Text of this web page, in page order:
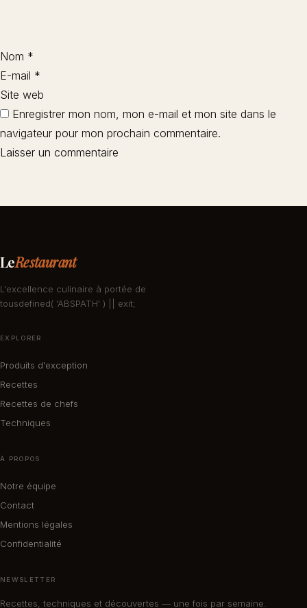
Nom *
E-mail *
Site web
Enregistrer mon nom, mon e-mail et mon site dans le
navigateur pour mon prochain commentaire.
LeRestaurant
L'excellence culinaire à portée de
tousdefined( 'ABSPATH' ) || exit;
EXPLORER
Produits d'exception
Recettes
Recettes de chefs
Techniques
À PROPOS
Notre équipe
Contact
Mentions légales
Confidentialité
NEWSLETTER
Recettes, techniques et découvertes — une fois par semaine.